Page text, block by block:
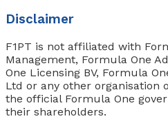
Disclaimer
F1PT is not affiliated with
Management, Formula One
One Licensing BV, Formula
Ltd or any other organisation
the official Formula One
their shareholders.